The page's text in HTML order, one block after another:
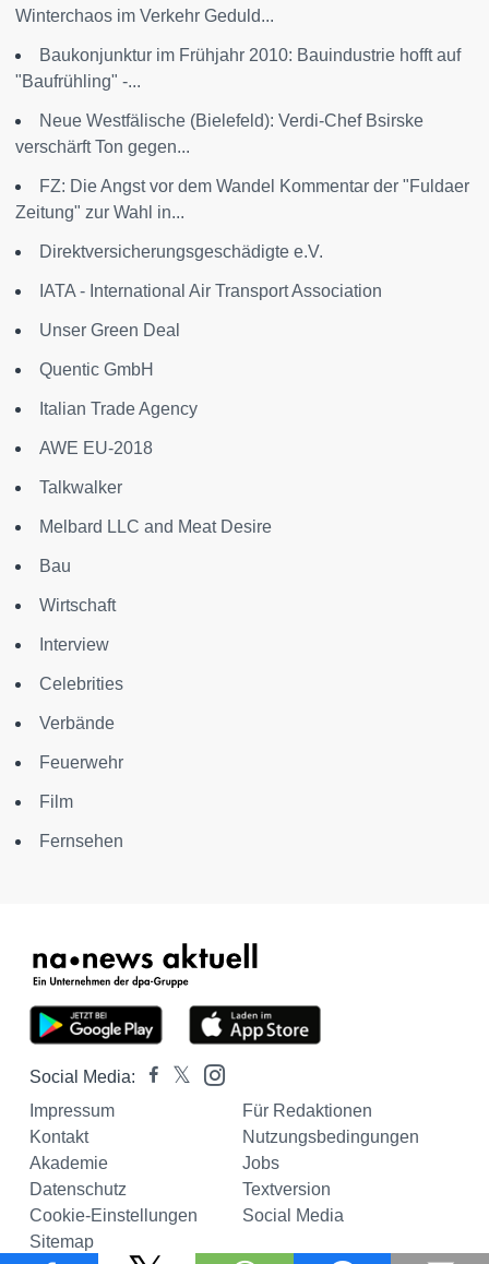
Winterchaos im Verkehr Geduld...
Baukonjunktur im Frühjahr 2010: Bauindustrie hofft auf
"Baufrühling" -...
Neue Westfälische (Bielefeld): Verdi-Chef Bsirske
verschärft Ton gegen...
FZ: Die Angst vor dem Wandel Kommentar der "Fuldaer
Zeitung" zur Wahl in...
Direktversicherungsgeschädigte e.V.
IATA - International Air Transport Association
Unser Green Deal
Quentic GmbH
Italian Trade Agency
AWE EU-2018
Talkwalker
Melbard LLC and Meat Desire
Bau
Wirtschaft
Interview
Celebrities
Verbände
Feuerwehr
Film
Fernsehen
Social Media:
Impressum
Für Redaktionen
Kontakt
Nutzungsbedingungen
Akademie
Jobs
Datenschutz
Textversion
Cookie-Einstellungen
Social Media
Sitemap